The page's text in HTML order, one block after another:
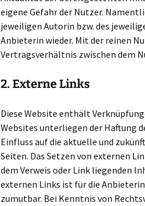
eigene Gefahr der Nutzer.
jeweiligen Autorin bzw. des
Anbieterin wieder. Mit der reinen
Vertragsverhältnis zwischen dem
2. Externe Links
Diese Website enthält
Websites unterliegen der Haftung
Einfluss auf die aktuelle und
Seiten. Das Setzen von externen
dem Verweis oder Link liegenden
externen Links ist für die
zumutbar. Bei Kenntnis von